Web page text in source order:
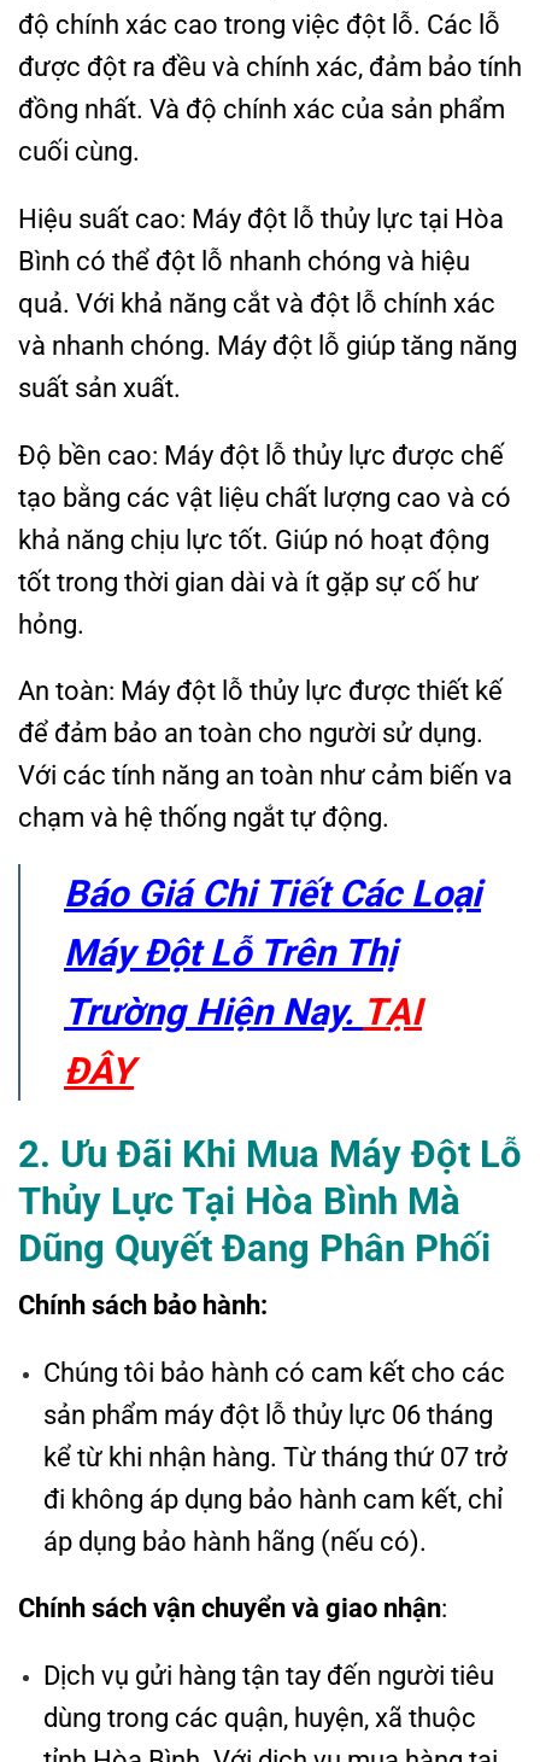
độ chính xác cao trong việc đột lỗ. Các lỗ
được đột ra đều và chính xác, đảm bảo tính
đồng nhất. Và độ chính xác của sản phẩm
cuối cùng.
Hiệu suất cao: Máy đột lỗ thủy lực tại Hòa
Bình có thể đột lỗ nhanh chóng và hiệu
quả. Với khả năng cắt và đột lỗ chính xác
và nhanh chóng. Máy đột lỗ giúp tăng năng
suất sản xuất.
Độ bền cao: Máy đột lỗ thủy lực được chế
tạo bằng các vật liệu chất lượng cao và có
khả năng chịu lực tốt. Giúp nó hoạt động
tốt trong thời gian dài và ít gặp sự cố hư
hỏng.
An toàn: Máy đột lỗ thủy lực được thiết kế
để đảm bảo an toàn cho người sử dụng.
Với các tính năng an toàn như cảm biến va
chạm và hệ thống ngắt tự động.
Báo Giá Chi Tiết Các Loại
Máy Đột Lỗ Trên Thị
Trường Hiện Nay. TẠI
ĐÂY
2. Ưu Đãi Khi Mua Máy Đột Lỗ
Thủy Lực Tại Hòa Bình Mà
Dũng Quyết Đang Phân Phối
Chính sách bảo hành:
Chúng tôi bảo hành có cam kết cho các
sản phẩm máy đột lỗ thủy lực 06 tháng
kể từ khi nhận hàng. Từ tháng thứ 07 trở
đi không áp dụng bảo hành cam kết, chỉ
áp dụng bảo hành hãng (nếu có).
Chính sách vận chuyển và giao nhận:
Dịch vụ gửi hàng tận tay đến người tiêu
dùng trong các quận, huyện, xã thuộc